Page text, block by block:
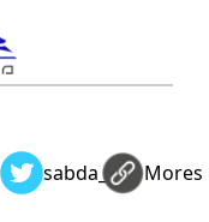
sabda_ylsaMores